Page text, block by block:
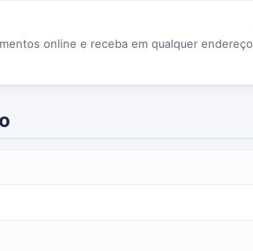
online e receba em qualquer endereço